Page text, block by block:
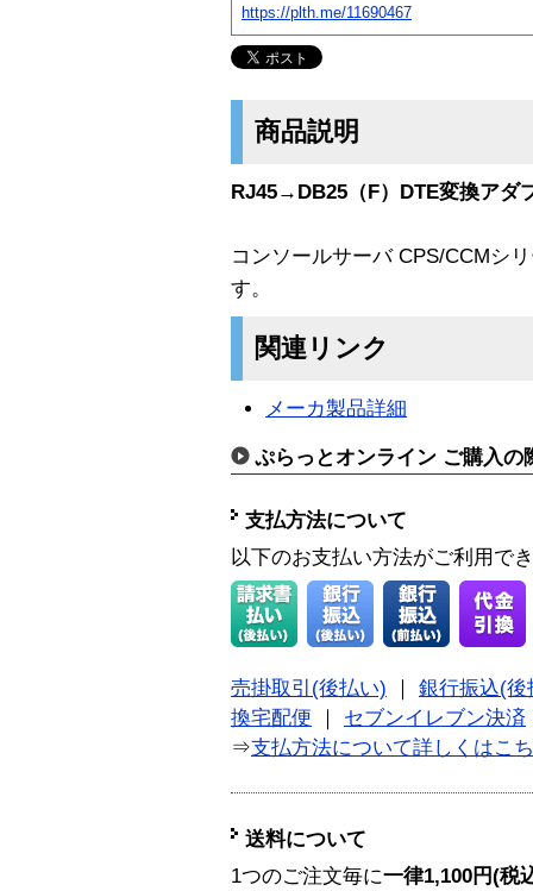
https://plth.me/11690467
商品説明
RJ45→DB25（F）DTE変換アダ
コンソールサーバ CPS/CCMシ
す。
関連リンク
メーカ製品詳細
ぷらっとオンライン ご購入の
支払方法について
以下のお支払い方法がご利用で
売掛取引(後払い)
銀行振込(後
換宅配便
セブンイレブン決済
⇒支払方法について詳しくはこ
送料について
1つのご注文毎に一律1,100円(税